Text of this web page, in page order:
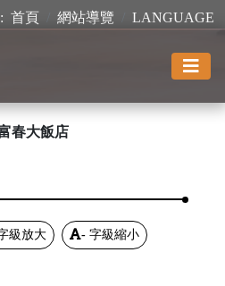
首頁 網站導覽 LANGUAGE
春大飯店
級放大 - 字級縮小